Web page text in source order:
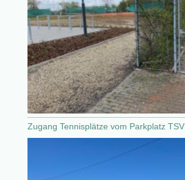
Zugang Tennisplätze vom Parkplatz TSV